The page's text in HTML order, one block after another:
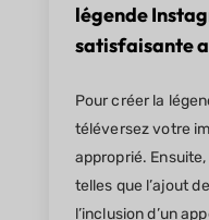
légende
satisfaisante
Pour créer la
téléversez votre
approprié.
telles que l’ajout
l’inclusion d’un